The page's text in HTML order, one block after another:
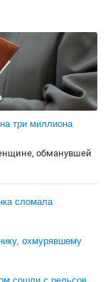
три миллиона
обманувшей
сломала
охмурявшему